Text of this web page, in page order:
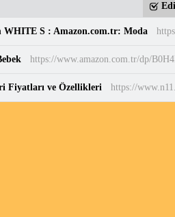
S : Amazon.com.tr: Moda
https://www.amazon.com.tr/dp/
Fiyatları ve Özellikleri